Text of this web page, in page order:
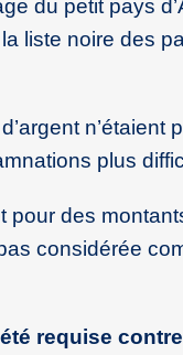
du petit pays
liste noire des
n’étaient
plus
pour des
considérée
requise